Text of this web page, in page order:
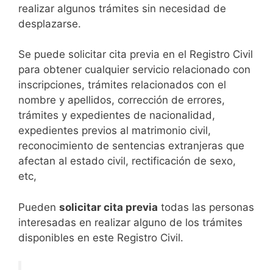
realizar algunos trámites sin necesidad de
desplazarse.​
Se puede solicitar cita previa en el Registro Civil
para obtener cualquier servicio relacionado con
inscripciones, trámites relacionados con el
nombre y apellidos, corrección de errores,
trámites y expedientes de nacionalidad,
expedientes previos al matrimonio civil,
reconocimiento de sentencias extranjeras que
afectan al estado civil, rectificación de sexo,
etc,
​Pueden solicitar cita previa todas las personas
interesadas en realizar alguno de los trámites
disponibles en este Registro Civil.​